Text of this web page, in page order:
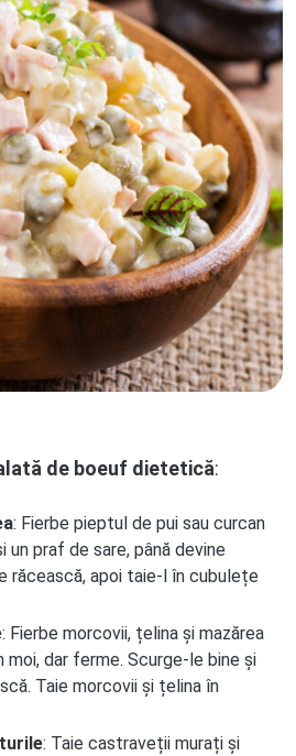
de boeuf dietetică:
: Fierbe pieptul de pui sau curcan
un praf de sare, până devine
răcească, apoi taie-l în cubulețe
: Fierbe morcovii, țelina și mazărea
moi, dar ferme. Scurge-le bine și
Taie morcovii și țelina în
: Taie castraveții murați și